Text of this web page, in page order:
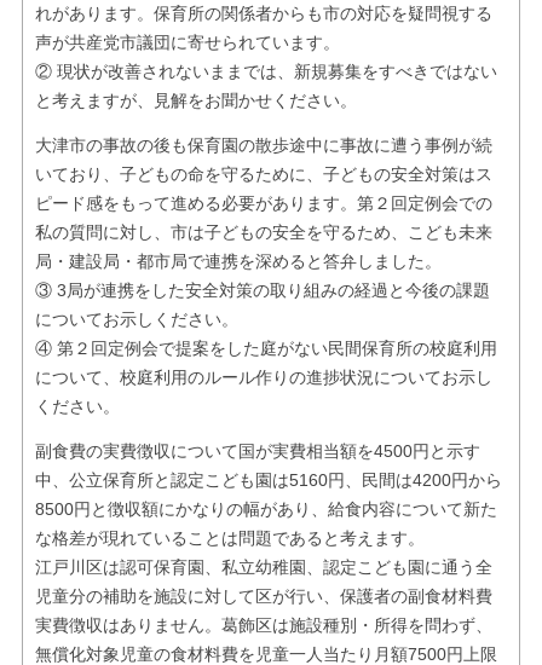
れがあります。保育所の関係者からも市の対応を疑問視する
声が共産党市議団に寄せられています。
② 現状が改善されないままでは、新規募集をすべきではない
と考えますが、見解をお聞かせください。
大津市の事故の後も保育園の散歩途中に事故に遭う事例が続
いており、子どもの命を守るために、子どもの安全対策はス
ピード感をもって進める必要があります。第２回定例会での
私の質問に対し、市は子どもの安全を守るため、こども未来
局・建設局・都市局で連携を深めると答弁しました。
③ 3局が連携をした安全対策の取り組みの経過と今後の課題
についてお示しください。
④ 第２回定例会で提案をした庭がない民間保育所の校庭利用
について、校庭利用のルール作りの進捗状況についてお示し
ください。
副食費の実費徴収について国が実費相当額を4500円と示す
中、公立保育所と認定こども園は5160円、民間は4200円から
8500円と徴収額にかなりの幅があり、給食内容について新た
な格差が現れていることは問題であると考えます。
江戸川区は認可保育園、私立幼稚園、認定こども園に通う全
児童分の補助を施設に対して区が行い、保護者の副食材料費
実費徴収はありません。葛飾区は施設種別・所得を問わず、
無償化対象児童の食材料費を児童一人当たり月額7500円上限